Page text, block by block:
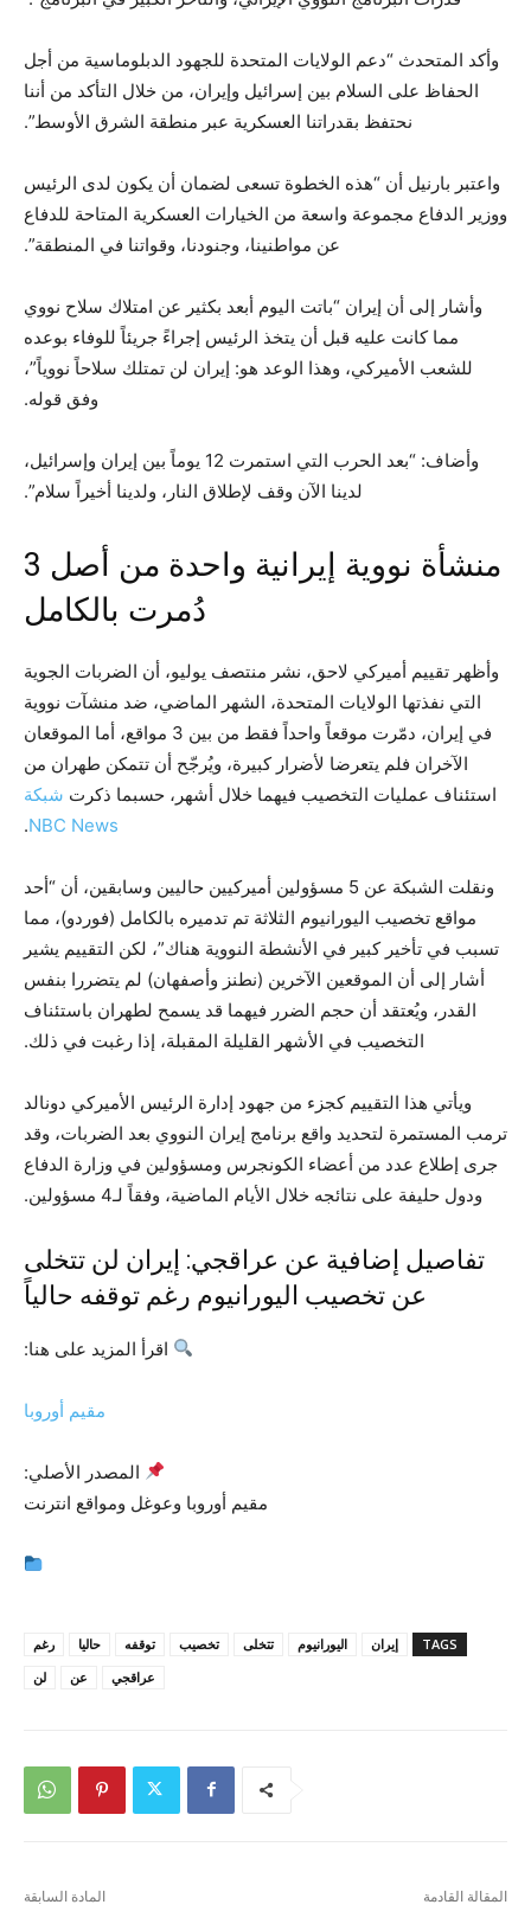
وأكد المتحدث “دعم الولايات المتحدة للجهود الدبلوماسية من أجل
الحفاظ على السلام بين إسرائيل وإيران، من خلال التأكد من أننا
نحتفظ بقدراتنا العسكرية عبر منطقة الشرق الأوسط”.
واعتبر بارنيل أن “هذه الخطوة تسعى لضمان أن يكون لدى الرئيس
ووزير الدفاع مجموعة واسعة من الخيارات العسكرية المتاحة للدفاع
عن مواطنينا، وجنودنا، وقواتنا في المنطقة”.
وأشار إلى أن إيران “باتت اليوم أبعد بكثير عن امتلاك سلاح نووي
مما كانت عليه قبل أن يتخذ الرئيس إجراءً جريئاً للوفاء بوعده
للشعب الأميركي، وهذا الوعد هو: إيران لن تمتلك سلاحاً نووياً”،
وفق قوله.
وأضاف: “بعد الحرب التي استمرت 12 يوماً بين إيران وإسرائيل،
لدينا الآن وقف لإطلاق النار، ولدينا أخيراً سلام”.
منشأة نووية إيرانية واحدة من أصل 3
دُمرت بالكامل
وأظهر تقييم أميركي لاحق، نشر منتصف يوليو، أن الضربات الجوية
التي نفذتها الولايات المتحدة، الشهر الماضي، ضد منشآت نووية
في إيران، دمّرت موقعاً واحداً فقط من بين 3 مواقع، أما الموقعان
الآخران فلم يتعرضا لأضرار كبيرة، ويُرجّح أن تتمكن طهران من
استئناف عمليات التخصيب فيهما خلال أشهر، حسبما ذكرت شبكة
NBC News
.
ونقلت الشبكة عن 5 مسؤولين أميركيين حاليين وسابقين، أن “أحد
مواقع تخصيب اليورانيوم الثلاثة تم تدميره بالكامل (فوردو)، مما
تسبب في تأخير كبير في الأنشطة النووية هناك”، لكن التقييم يشير
أشار إلى أن الموقعين الآخرين (نطنز وأصفهان) لم يتضررا بنفس
القدر، ويُعتقد أن حجم الضرر فيهما قد يسمح لطهران باستئناف
التخصيب في الأشهر القليلة المقبلة، إذا رغبت في ذلك.
ويأتي هذا التقييم كجزء من جهود إدارة الرئيس الأميركي دونالد
ترمب المستمرة لتحديد واقع برنامج إيران النووي بعد الضربات، وقد
جرى إطلاع عدد من أعضاء الكونجرس ومسؤولين في وزارة الدفاع
ودول حليفة على نتائجه خلال الأيام الماضية، وفقاً لـ4 مسؤولين.
تفاصيل إضافية عن عراقجي: إيران لن تتخلى
عن تخصيب اليورانيوم رغم توقفه حالياً
اقرأ المزيد على هنا:
مقيم أوروبا
المصدر الأصلي:
مقيم أوروبا وعوغل ومواقع انترنت
TAGS إيران اليورانيوم تتخلى تخصيب توقفه حاليا
رغم
عراقجي
عن لن
المادة السابقة المقالة القادمة